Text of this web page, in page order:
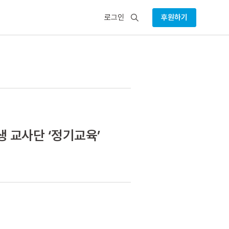
로그인
검
후원하기
사단 ‘정기교육’